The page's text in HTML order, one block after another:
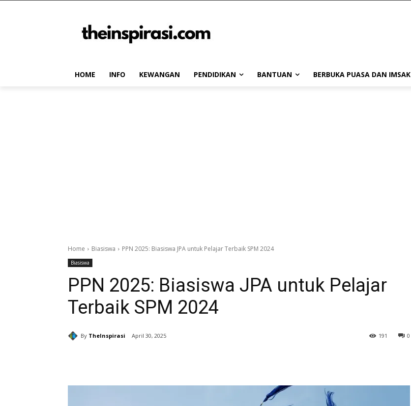
HOME INFO KEWANGAN PENDIDIKAN BANTUAN BERBUKA PUASA DAN IMSAK
Home Biasiswa PPN 2025: Biasiswa JPA untuk Pelajar Terbaik SPM 2024
Biasiswa
PPN 2025: Biasiswa JPA untuk Pelajar
Terbaik SPM 2024
By TheInspirasi April 30, 2025 0
191